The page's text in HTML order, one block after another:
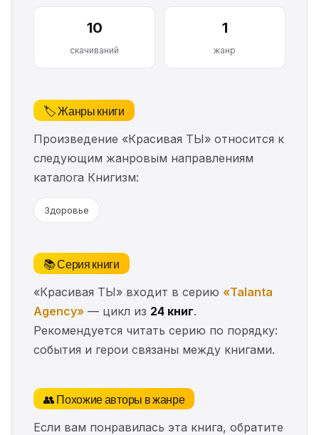
10
скачиваний
1
жанр
🏷️ Жанры книги
Произведение «Красивая ТЫ» относится к
следующим жанровым направлениям
каталога Книгизм:
Здоровье
📚 Серия книги
«Красивая ТЫ» входит в серию «Talanta
Agency» — цикл из 24 книг.
Рекомендуется читать серию по порядку:
события и герои связаны между книгами.
👥 Похожие авторы в жанре
Если вам понравилась эта книга, обратите